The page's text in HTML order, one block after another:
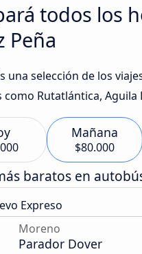
todos los
Peña
una selección de los
como Rutatlántica,
Mañana
$80.000
baratos en
Expreso
Moreno
Parador Dover